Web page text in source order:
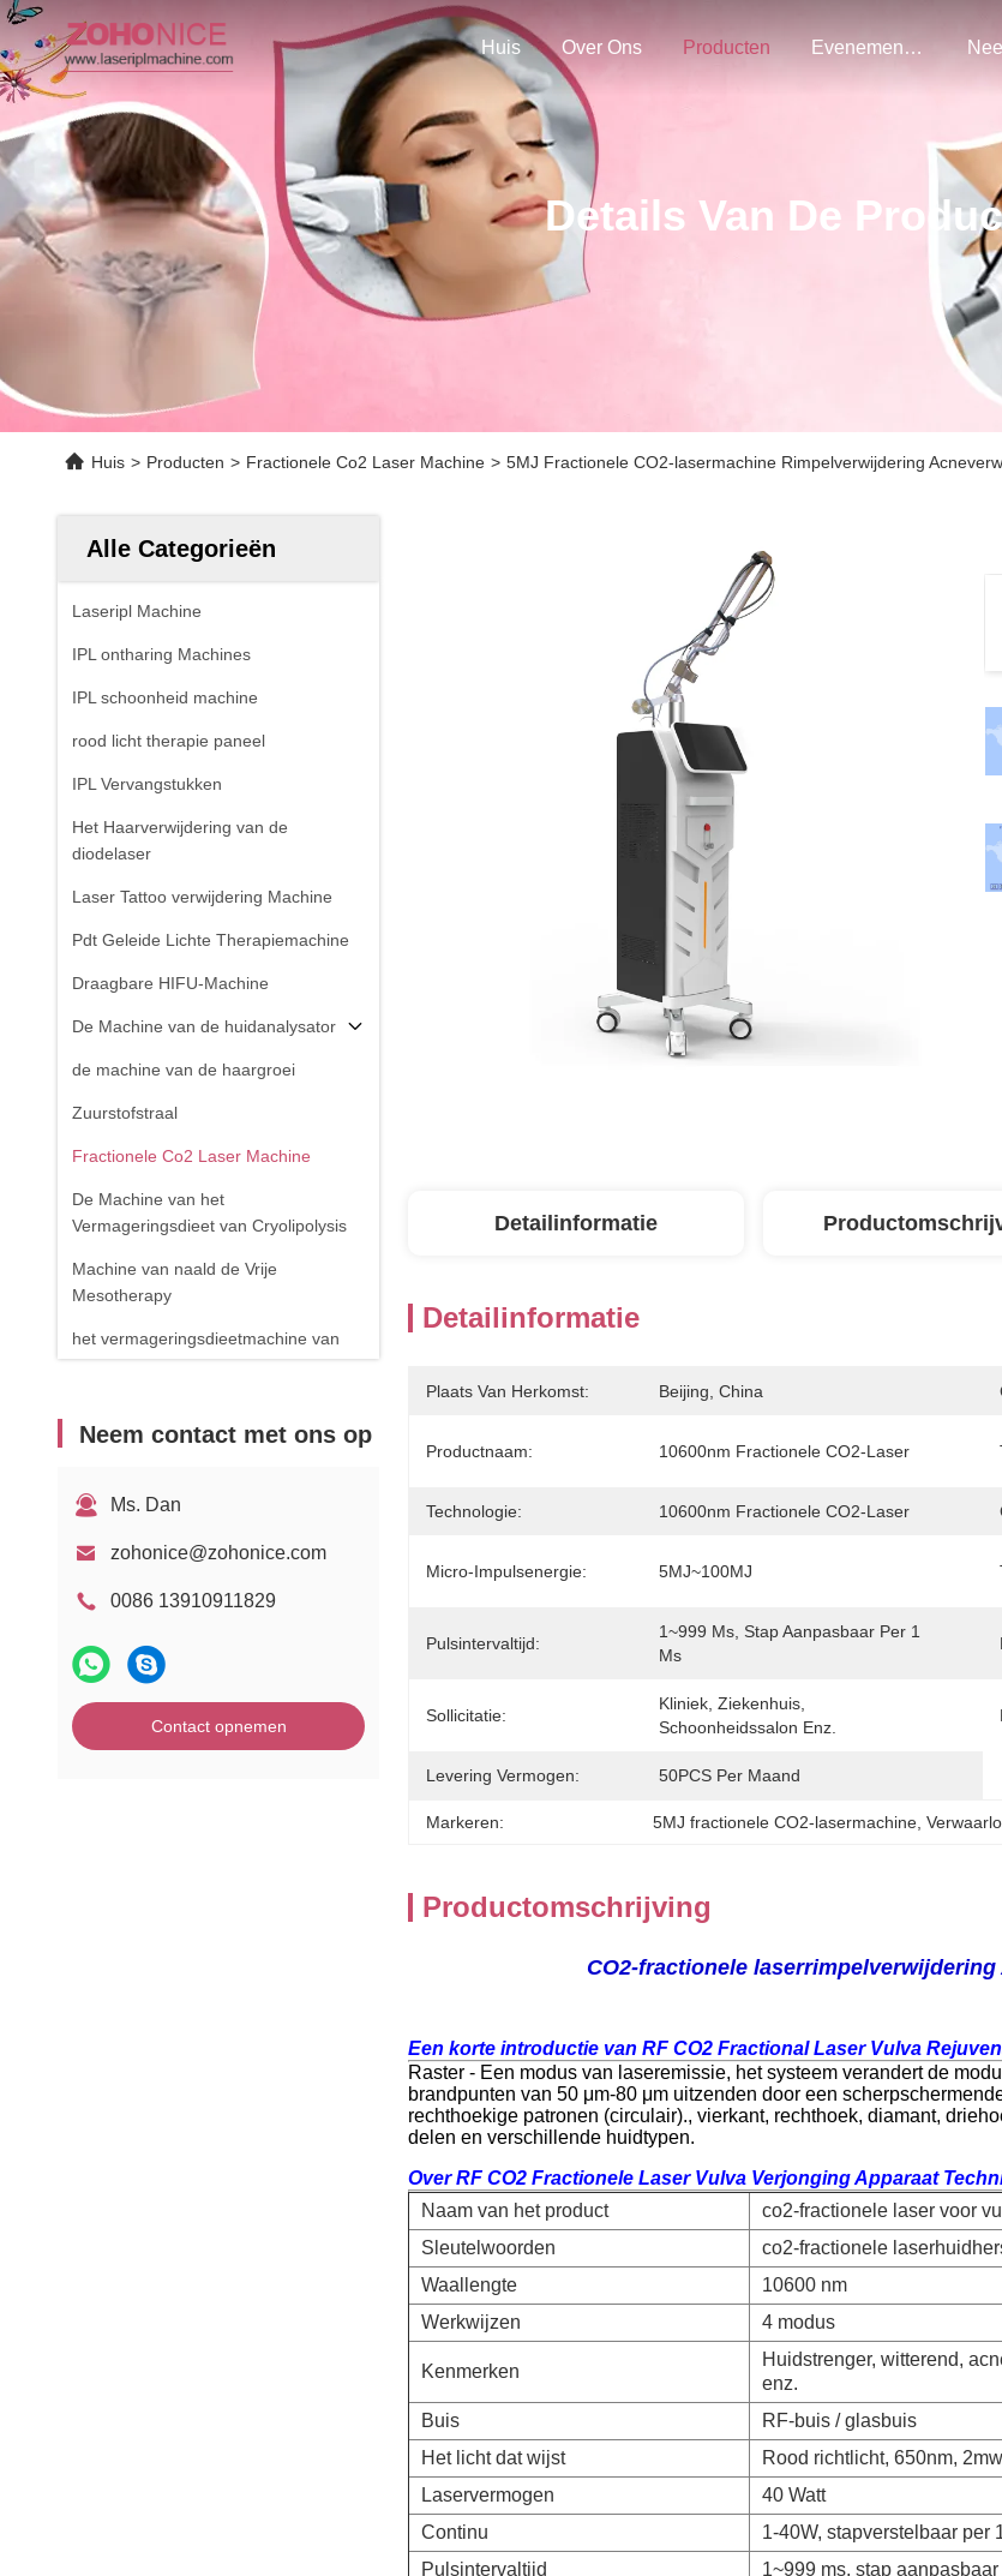
Huis Over Ons Producten Evenementen
Details Van De
Huis > Producten > Fractionele Co2 Laser Machine > 5MJ Fractionele CO2-lasermachine Rimpelverwijdering
Alle Categorieën
Laseripl Machine
IPL ontharing Machines
IPL schoonheid machine
rood licht therapie paneel
IPL Vervangstukken
Het Haarverwijdering van de
diodelaser
Laser Tattoo verwijdering Machine
Pdt Geleide Lichte Therapiemachine
Draagbare HIFU-Machine
De Machine van de huidanalysator
de machine van de haargroei
Zuurstofstraal
Fractionele Co2 Laser Machine
De Machine van het
Vermageringsdieet van Cryolipolysis
Machine van naald de Vrije
Mesotherapy
het vermageringsdieetmachine van
het cavitatielichaam
spinader
Fysiotherapieapparaat
1470nm diodelaser
Neem contact met ons op
Ms. Dan
zohonice@zohonice.com
0086 13910911829
Contact opnemen
Detailinformatie
Detailinformatie
Plaats Van Herkomst: Beijing, China
Productnaam: 10600nm Fractionele CO2-Laser
Technologie: 10600nm Fractionele CO2-Laser
Micro-Impulsenergie: 5MJ~100MJ
Pulsintervaltijd:
1~999 Ms, Stap Aanpasbaar Per 1
Ms
Sollicitatie:
Kliniek, Ziekenhuis,
Schoonheidssalon Enz.
Levering Vermogen: 50PCS Per Maand
Markeren: 5MJ fractionele CO2-lasermachine,
Productomschrijving
CO2-fractionele
Een korte introductie van RF CO2 Fractional Laser Vulva
Raster - Een modus van laseremissie, het systeem verandert de
brandpunten van 50 μm-80 μm uitzenden door een
rechthoekige patronen (circulair)., vierkant, rechthoek, diamant,
delen en verschillende huidtypen.
Over RF CO2 Fractionele Laser Vulva Verjonging Apparaat
Naam van het product
co2-fractionele laser voor
Sleutelwoorden
co2-fractionele
Waallengte
10600 nm
Werkwijzen
4 modus
Kenmerken
Huidstrenger, witterend,
enz.
Buis
RF-buis / glasbuis
Het licht dat wijst
Rood richtlicht, 650nm, 2mw
Laservermogen
40 Watt
Continu
1-40W, stapverstelbaar per
Pulsintervaltijd
1~999 ms, stap